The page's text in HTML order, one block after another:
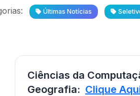
Últimas Notícias
Ciências da
Geografia: Clique